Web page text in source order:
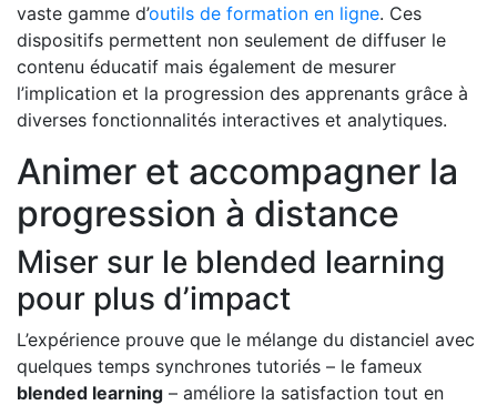
vaste gamme d’outils de formation en ligne. Ces
dispositifs permettent non seulement de diffuser le
contenu éducatif mais également de mesurer
l’implication et la progression des apprenants grâce à
diverses fonctionnalités interactives et analytiques.
Animer et accompagner la
progression à distance
Miser sur le blended learning
pour plus d’impact
L’expérience prouve que le mélange du distanciel avec
quelques temps synchrones tutoriés – le fameux
blended learning – améliore la satisfaction tout en